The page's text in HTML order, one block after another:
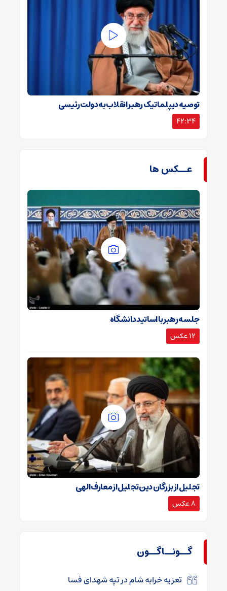
توصیه دیپلماتیک رهبر انقلاب به دولت رئیسی
42:34
عــکس ها
جلسه رهبر با اساتید دانشگاه
12 عکس
تجلیل از بزرگان دین تجلیل از معارف الهی
8 عکس
گــونــاگــون
تعزیه خرابه شام در تپه شهدای فسا